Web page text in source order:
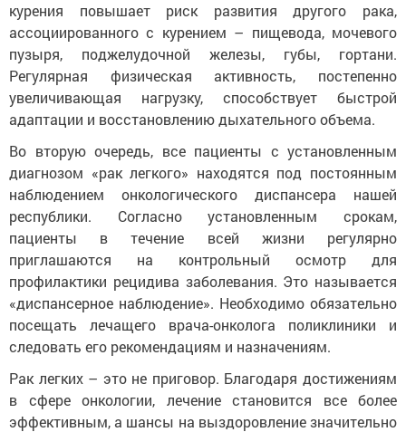
курения повышает риск развития другого рака,
ассоциированного с курением – пищевода, мочевого
пузыря, поджелудочной железы, губы, гортани.
Регулярная физическая активность, постепенно
увеличивающая нагрузку, способствует быстрой
адаптации и восстановлению дыхательного объема.
Во вторую очередь, все пациенты с установленным
диагнозом «рак легкого» находятся под постоянным
наблюдением онкологического диспансера нашей
республики. Согласно установленным срокам,
пациенты в течение всей жизни регулярно
приглашаются на контрольный осмотр для
профилактики рецидива заболевания. Это называется
«диспансерное наблюдение». Необходимо обязательно
посещать лечащего врача-онколога поликлиники и
следовать его рекомендациям и назначениям.
Рак легких – это не приговор. Благодаря достижениям
в сфере онкологии, лечение становится все более
эффективным, а шансы на выздоровление значительно